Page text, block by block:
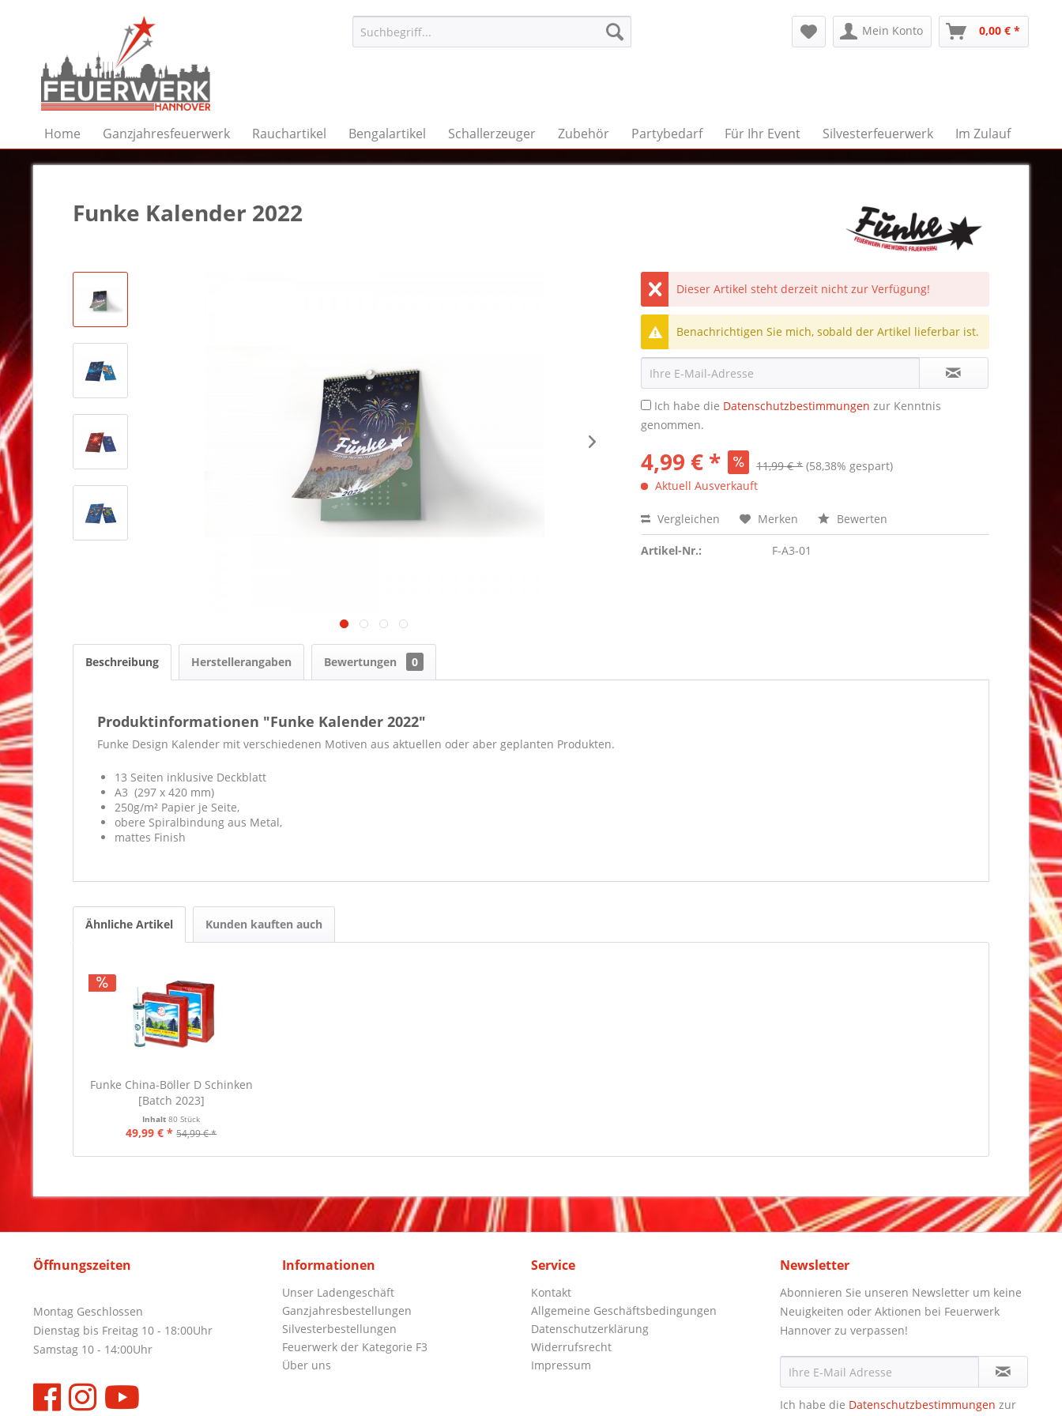
Mein Konto 0,00 € *
Home Ganzjahresfeuerwerk Rauchartikel Bengalartikel Schallerzeuger Zubehör Partybedarf Für Ihr Event Silvesterfeuerwerk Im Zulauf
Funke Kalender 2022
Dieser Artikel steht derzeit nicht zur Verfügung!
Benachrichtigen Sie mich, sobald der Artikel lieferbar ist.
Ich habe die Datenschutzbestimmungen zur Kenntnis
genommen.
4,99 € * 11,99 € * (58,38% gespart)
Aktuell Ausverkauft
Vergleichen Merken Bewerten
Artikel-Nr.: F-A3-01
Beschreibung Herstellerangaben Bewertungen 0
Produktinformationen "Funke Kalender 2022"
Funke Design Kalender mit verschiedenen Motiven aus aktuellen oder aber geplanten Produkten.
13 Seiten inklusive Deckblatt
A3 (297 x 420 mm)
250g/m² Papier je Seite,
obere Spiralbindung aus Metal,
mattes Finish
Ähnliche Artikel Kunden kauften auch
Funke China-Böller D Schinken
[Batch 2023]
Inhalt80 Stück
49,99 € * 54,99 € *
Öffnungszeiten
Montag Geschlossen
Dienstag bis Freitag 10 - 18:00Uhr
Samstag 10 - 14:00Uhr
Informationen
Unser Ladengeschäft
Ganzjahresbestellungen
Silvesterbestellungen
Feuerwerk der Kategorie F3
Über uns
Service
Kontakt
Allgemeine Geschäftsbedingungen
Datenschutzerklärung
Widerrufsrecht
Impressum
Newsletter
Abonnieren Sie unseren Newsletter um keine
Neuigkeiten oder Aktionen bei Feuerwerk
Hannover zu verpassen!
Ich habe die Datenschutzbestimmungen zur